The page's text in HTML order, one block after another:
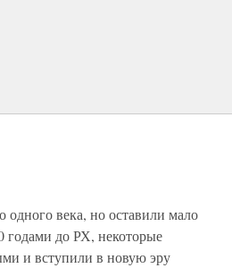
века, но оставили мало
годами до РХ, некоторые
и вступили в новую эру